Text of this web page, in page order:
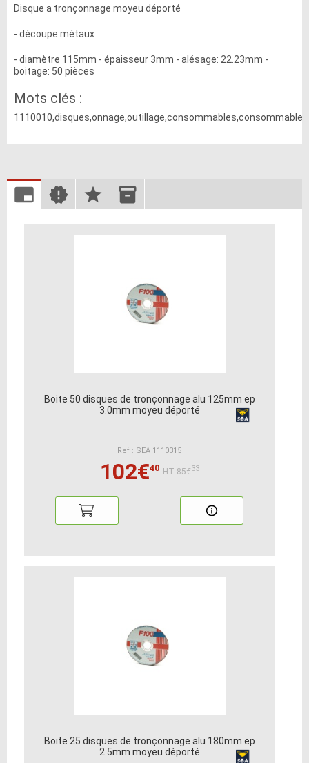
Disque a tronçonnage moyeu déporté
- découpe métaux
- diamètre 115mm - épaisseur 3mm - alésage: 22.23mm -
boitage: 50 pièces
Mots clés :
Boite 50 disques de tronçonnage alu 125mm ep
3.0mm moyeu déporté
Ref : SEA 1110315
102€40 HT:85€33
Boite 25 disques de tronçonnage alu 180mm ep
2.5mm moyeu déporté